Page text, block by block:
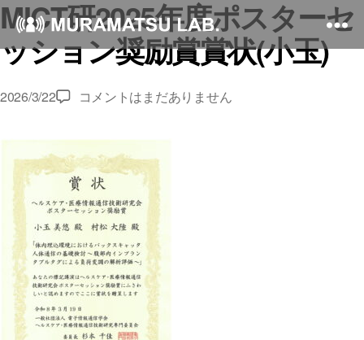
MICT研2025年度ポスターセ
ッション奨励賞賞状(小玉)
2026/3/22
MICT
年
度
ポ
ス
タ
ー
セ
ッ
シ
ョ
コメントはまだありません